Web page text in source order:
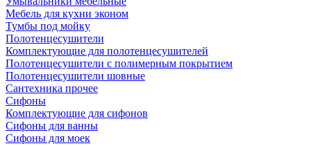
Мебель для кухни эконом
Тумбы под мойку
Полотенцесушители
Комплектующие для полотенцесушителей
Полотенцесушители с полимерным покрытием
Полотенцесушители шовные
Сантехника прочее
Сифоны
Комплектующие для сифонов
Сифоны для ванны
Сифоны для моек